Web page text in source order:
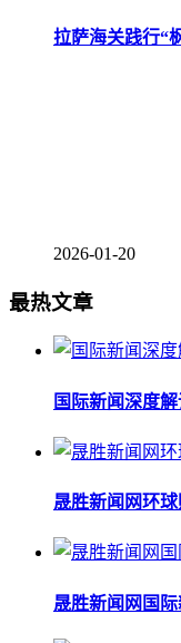
拉萨海关践行“
2026-01-20
最热文章
国际新闻深度
晟胜新闻网环
晟胜新闻网国